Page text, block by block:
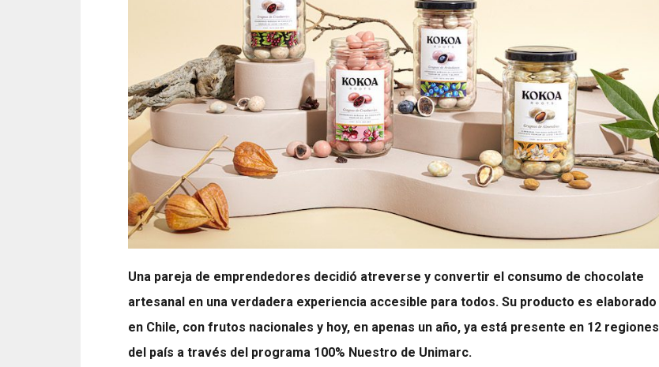
Una pareja de emprendedores decidió atreverse y convertir el consumo de chocolate
artesanal en una verdadera experiencia accesible para todos. Su producto es elaborado
en Chile, con frutos nacionales y hoy, en apenas un año, ya está presente en 12 regiones
del país a través del programa 100% Nuestro de Unimarc.